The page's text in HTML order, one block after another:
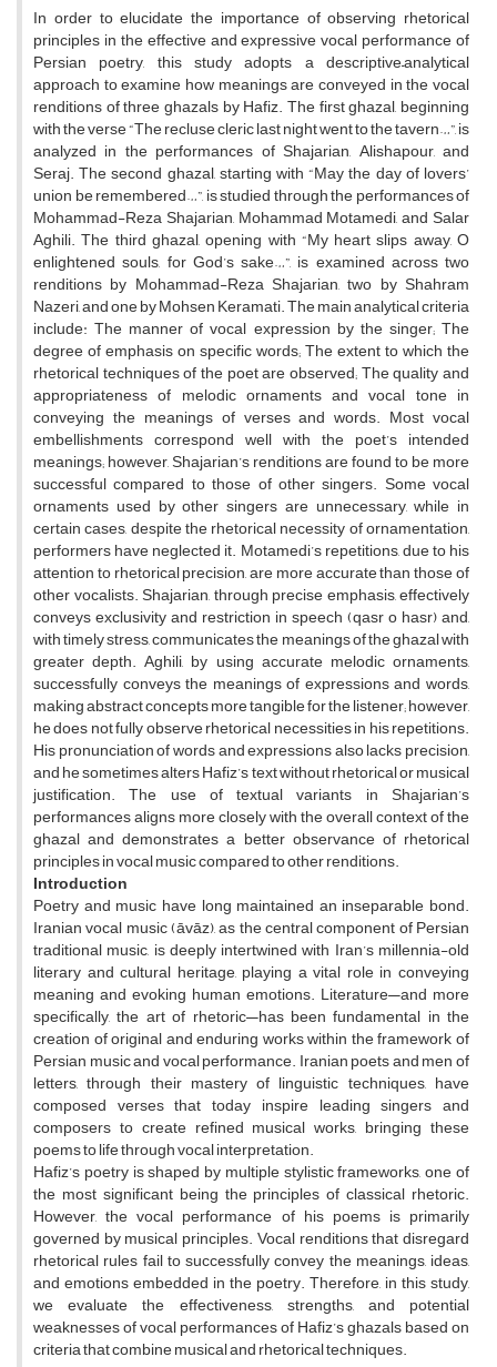
In order to elucidate the importance of observing rhetorical
principles in the effective and expressive vocal performance of
Persian poetry, this study adopts a descriptive–analytical
approach to examine how meanings are conveyed in the vocal
renditions of three ghazals by Hafiz. The first ghazal, beginning
with the verse “The recluse cleric last night went to the tavern…”, is
analyzed in the performances of Shajarian, Alishapour, and
Seraj. The second ghazal, starting with “May the day of lovers’
union be remembered…”, is studied through the performances of
Mohammad-Reza Shajarian, Mohammad Motamedi, and Salar
Aghili. The third ghazal, opening with “My heart slips away, O
enlightened souls, for God’s sake…”, is examined across two
renditions by Mohammad-Reza Shajarian, two by Shahram
Nazeri, and one by Mohsen Keramati. The main analytical criteria
include: The manner of vocal expression by the singer; The
degree of emphasis on specific words; The extent to which the
rhetorical techniques of the poet are observed; The quality and
appropriateness of melodic ornaments and vocal tone in
conveying the meanings of verses and words. Most vocal
embellishments correspond well with the poet’s intended
meanings; however, Shajarian’s renditions are found to be more
successful compared to those of other singers. Some vocal
ornaments used by other singers are unnecessary, while in
certain cases, despite the rhetorical necessity of ornamentation,
performers have neglected it. Motamedi’s repetitions, due to his
attention to rhetorical precision, are more accurate than those of
other vocalists. Shajarian, through precise emphasis, effectively
conveys exclusivity and restriction in speech (qasr o hasr) and,
with timely stress, communicates the meanings of the ghazal with
greater depth. Aghili, by using accurate melodic ornaments,
successfully conveys the meanings of expressions and words,
making abstract concepts more tangible for the listener; however,
he does not fully observe rhetorical necessities in his repetitions.
His pronunciation of words and expressions also lacks precision,
and he sometimes alters Hafiz’s text without rhetorical or musical
justification. The use of textual variants in Shajarian’s
performances aligns more closely with the overall context of the
ghazal and demonstrates a better observance of rhetorical
principles in vocal music compared to other renditions.
Introduction
Poetry and music have long maintained an inseparable bond.
Iranian vocal music (āvāz), as the central component of Persian
traditional music, is deeply intertwined with Iran’s millennia-old
literary and cultural heritage, playing a vital role in conveying
meaning and evoking human emotions. Literature—and more
specifically, the art of rhetoric—has been fundamental in the
creation of original and enduring works within the framework of
Persian music and vocal performance. Iranian poets and men of
letters, through their mastery of linguistic techniques, have
composed verses that today inspire leading singers and
composers to create refined musical works, bringing these
poems to life through vocal interpretation.
Hafiz’s poetry is shaped by multiple stylistic frameworks, one of
the most significant being the principles of classical rhetoric.
However, the vocal performance of his poems is primarily
governed by musical principles. Vocal renditions that disregard
rhetorical rules fail to successfully convey the meanings, ideas,
and emotions embedded in the poetry. Therefore, in this study,
we evaluate the effectiveness, strengths, and potential
weaknesses of vocal performances of Hafiz’s ghazals based on
criteria that combine musical and rhetorical techniques.